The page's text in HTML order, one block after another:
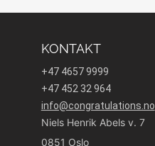
KONTAKT
+47 4657 9999
+47 452 32 964
info@congratulations.no
Niels Henrik Abels v. 7
0851 Oslo